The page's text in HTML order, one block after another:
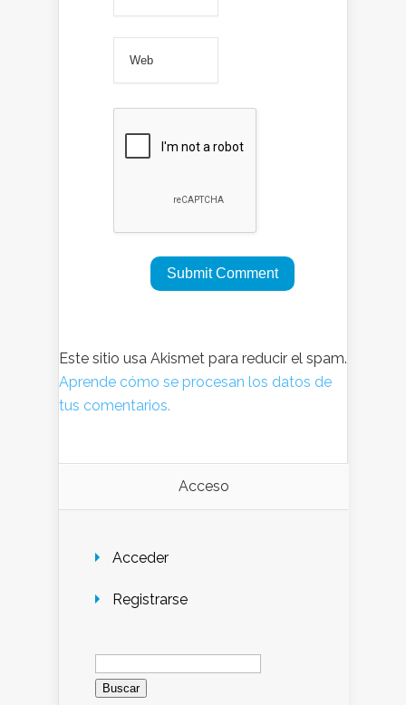
Este sitio usa Akismet para reducir el spam.
Aprende cómo se procesan los datos de
tus comentarios.
Acceso
Acceder
Registrarse